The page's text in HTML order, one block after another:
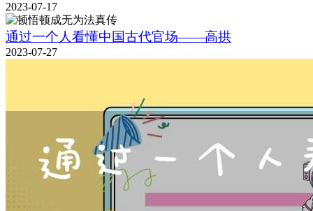
2023-07-17
通过一个人看懂中国古代官场——高拱
2023-07-27